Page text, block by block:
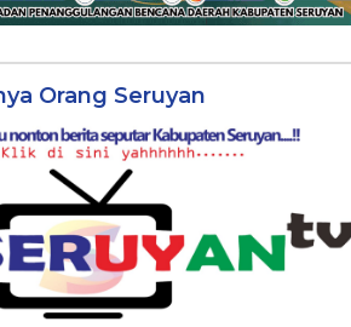
Orang Seruyan